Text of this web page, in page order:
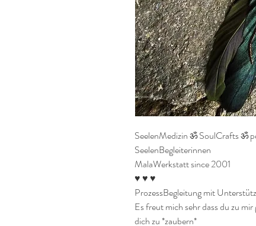
SeelenMedizin ॐ SoulCrafts ॐ
SeelenBegleiterinnen
MalaWerkstatt since 2001
♥ ♥ ♥
ProzessBegleitung mit
Es freut mich sehr dass du zu
dich zu *zaubern*